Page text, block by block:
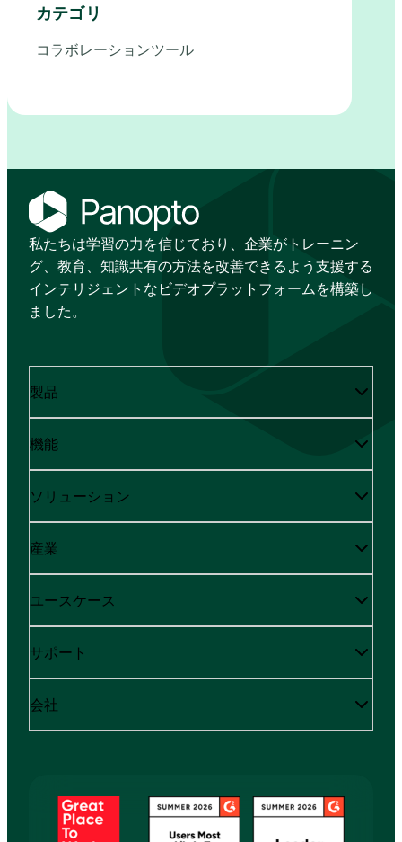
カテゴリ
コラボレーションツール
私たちは学習の力を信じており、企業がトレーニン
グ、教育、知識共有の方法を改善できるよう支援する
インテリジェントなビデオプラットフォームを構築し
ました。
製品
機能
ソリューション
産業
ユースケース
サポート
会社